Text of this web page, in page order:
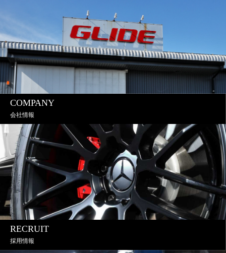
COMPANY
会社情報
RECRUIT
採用情報